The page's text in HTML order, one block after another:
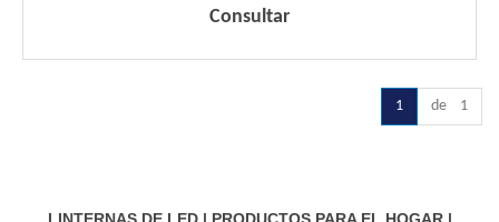
Consultar
1 de 1